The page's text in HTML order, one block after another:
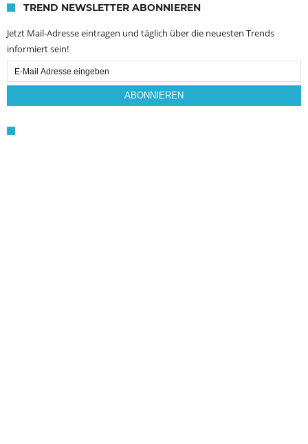
TREND NEWSLETTER ABONNIEREN
Jetzt Mail-Adresse eintragen und täglich über die neuesten Trends
informiert sein!
Email
Subscription
ABONNIEREN